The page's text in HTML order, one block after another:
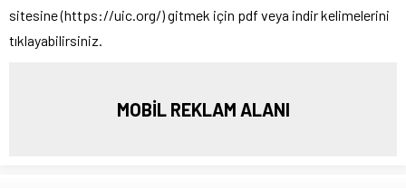
sitesine (https://uic.org/) gitmek için pdf veya indir kelimelerini
tıklayabilirsiniz.
MOBİL REKLAM ALANI